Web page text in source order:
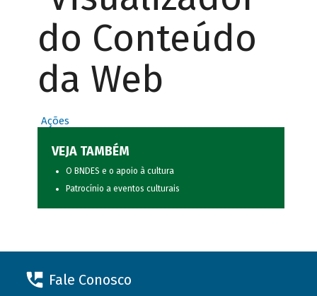
do Conteúdo
da Web
Ações
VEJA TAMBÉM
O BNDES e o apoio à cultura
Patrocínio a eventos culturais
Fale Conosco